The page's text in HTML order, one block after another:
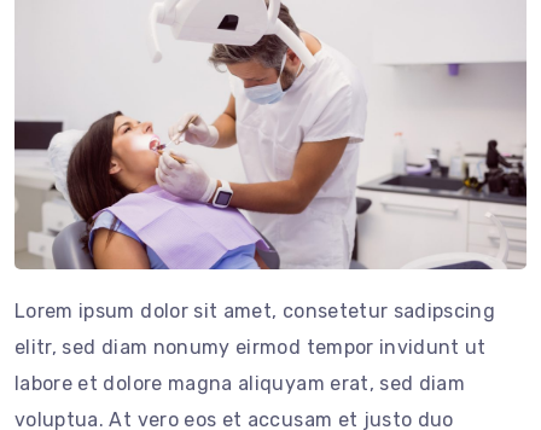
Lorem ipsum dolor sit amet, consetetur sadipscing
elitr, sed diam nonumy eirmod tempor invidunt ut
labore et dolore magna aliquyam erat, sed diam
voluptua. At vero eos et accusam et justo duo